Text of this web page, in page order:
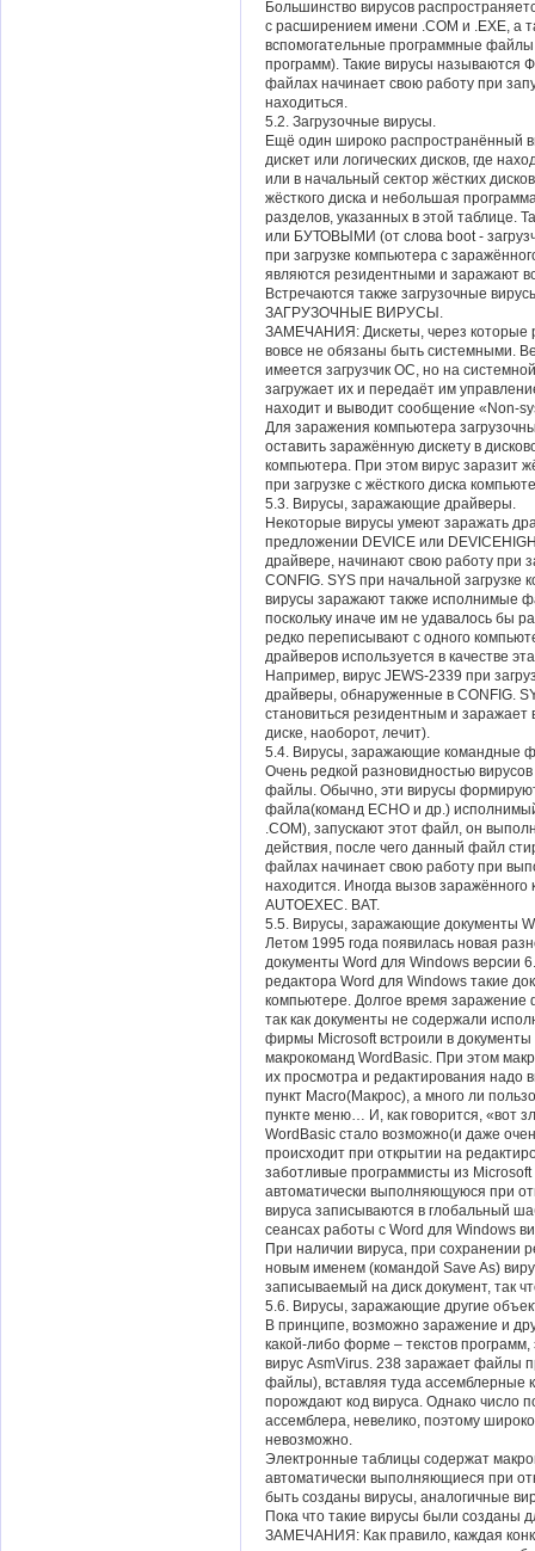
Большинство вирусов
с расширением имени .COM и .EXE, а
вспомогательные программные
программ). Такие вирусы
файлах начинает свою работу при
находиться.
5.2. Загрузочные вирусы.
Ещё один широко распространённый
дискет или логических дисков, где
или в начальный сектор жёстких
жёсткого диска и небольшая
разделов, указанных в этой
или БУТОВЫМИ (от слова boot -
при загрузке компьютера с
являются резидентными и заражают
Встречаются также загрузочные
ЗАГРУЗОЧНЫЕ ВИРУСЫ.
ЗАМЕЧАНИЯ: Дискеты, через которые
вовсе не обязаны быть системными.
имеется загрузчик ОС, но на
загружает их и передаёт им
находит и выводит сообщение «Non-
Для заражения компьютера
оставить заражённую дискету в
компьютера. При этом вирус заразит
при загрузке с жёсткого диска
5.3. Вирусы, заражающие драйверы.
Некоторые вирусы умеют заражать
предложении DEVICE или
драйвере, начинают свою работу при
CONFIG. SYS при начальной
вирусы заражают также исполнимые
поскольку иначе им не удавалось бы
редко переписывают с одного
драйверов используется в качестве
Например, вирус JEWS-2339 при
драйверы, обнаруженные в CONFIG.
становиться резидентным и
диске, наоборот, лечит).
5.4. Вирусы, заражающие командные
Очень редкой разновидностью
файлы. Обычно, эти вирусы
файла(команд ECHO и др.)
.COM), запускают этот файл, он
действия, после чего данный файл
файлах начинает свою работу при
находится. Иногда вызов
AUTOEXEC. BAT.
5.5. Вирусы, заражающие документы
Летом 1995 года появилась новая
документы Word для Windows версии
редактора Word для Windows такие
компьютере. Долгое время заражение
так как документы не содержали
фирмы Microsoft встроили в
макрокоманд WordBasic. При этом
их просмотра и редактирования надо
пункт Macro(Макрос), а много ли
пункте меню… И, как говорится, «вот
WordBasic стало возможно(и даже
происходит при открытии на
заботливые программисты из
автоматически выполняющуюся при
вируса записываются в глобальный
сеансах работы с Word для Windows
При наличии вируса, при сохранении
новым именем (командой Save As)
записываемый на диск документ, так
5.6. Вирусы, заражающие другие
В принципе, возможно заражение и
какой-либо форме – текстов
вирус AsmVirus. 238 заражает файлы
файлы), вставляя туда ассемблерные
порождают код вируса. Однако число
ассемблера, невелико, поэтому
невозможно.
Электронные таблицы содержат
автоматически выполняющиеся при
быть созданы вирусы, аналогичные
Пока что такие вирусы были созданы
ЗАМЕЧАНИЯ: Как правило, каждая